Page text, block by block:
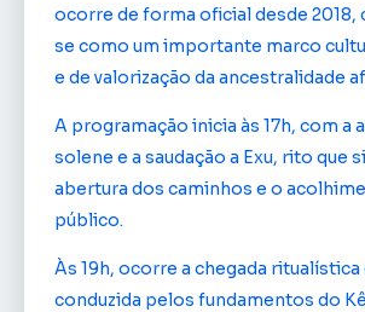
ocorre de forma oficial desde
se como um importante marco
e de valorização da ancestralidade
A programação inicia às 17h, com a
solene e a saudação a Exu, rito que
abertura dos caminhos e o
público.
Às 19h, ocorre a chegada ritualística
conduzida pelos fundamentos do